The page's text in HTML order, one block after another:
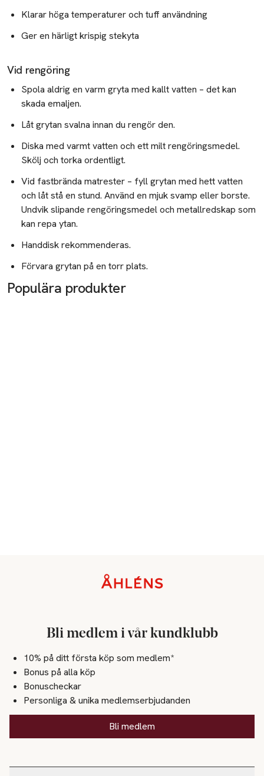
Klarar höga temperaturer och tuff användning
Ger en härligt krispig stekyta
Vid rengöring
Spola aldrig en varm gryta med kallt vatten – det kan
skada emaljen.
Låt grytan svalna innan du rengör den.
Diska med varmt vatten och ett milt rengöringsmedel.
Skölj och torka ordentligt.
Vid fastbrända matrester – fyll grytan med hett vatten
och låt stå en stund. Använd en mjuk svamp eller borste.
Undvik slipande rengöringsmedel och metallredskap som
kan repa ytan.
Handdisk rekommenderas.
Förvara grytan på en torr plats.
Populära produkter
Bli medlem i vår kundklubb
10% på ditt första köp som medlem*
Bonus på alla köp
Bonuscheckar
Personliga & unika medlemserbjudanden
Bli medlem